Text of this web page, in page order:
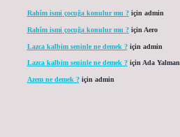
Rahîm ismi çocuğa konulur mu ?için admin
Rahîm ismi çocuğa konulur mu ?için Aero
Lazca kalbim seninle ne demek ?için admin
Lazca kalbim seninle ne demek ?için Ada Yalman
Azem ne demek ?için admin